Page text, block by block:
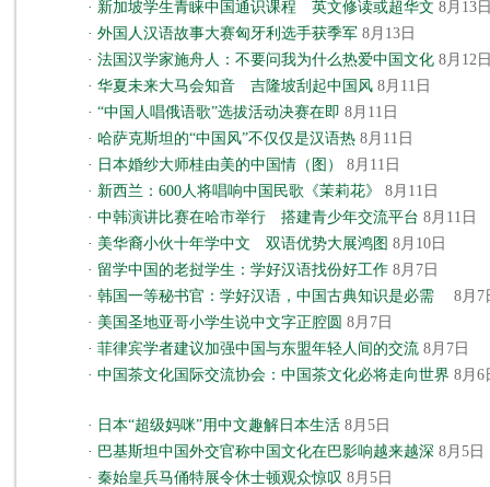
· 新加坡学生青睐中国通识课程 英文修读或超华文 8月13
· 外国人汉语故事大赛匈牙利选手获季军 8月13日
· 法国汉学家施舟人：不要问我为什么热爱中国文化 8月12
· 华夏未来大马会知音 吉隆坡刮起中国风 8月11日
· “中国人唱俄语歌”选拔活动决赛在即 8月11日
· 哈萨克斯坦的“中国风”不仅仅是汉语热 8月11日
· 日本婚纱大师桂由美的中国情（图）
8月11日
· 新西兰：600人将唱响中国民歌《茉莉花》
8月11日
· 中韩演讲比赛在哈市举行 搭建青少年交流平台 8月11日
· 美华裔小伙十年学中文 双语优势大展鸿图 8月10日
· 留学中国的老挝学生：学好汉语找份好工作 8月7日
· 韩国一等秘书官：学好汉语，中国古典知识是必需
8月7
· 美国圣地亚哥小学生说中文字正腔圆 8月7日
· 菲律宾学者建议加强中国与东盟年轻人间的交流 8月7日
· 中国茶文化国际交流协会：中国茶文化必将走向世界 8月6
· 日本“超级妈咪”用中文趣解日本生活 8月5日
· 巴基斯坦中国外交官称中国文化在巴影响越来越深 8月5日
· 秦始皇兵马俑特展令休士顿观众惊叹 8月5日